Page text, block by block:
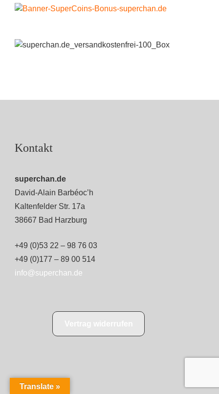
Kontakt
superchan.de
David-Alain Barbéoc’h
Kaltenfelder Str. 17a
38667 Bad Harzburg
+49 (0)53 22 – 98 76 03
+49 (0)177 – 89 00 514
info@superchan.de
Translate »